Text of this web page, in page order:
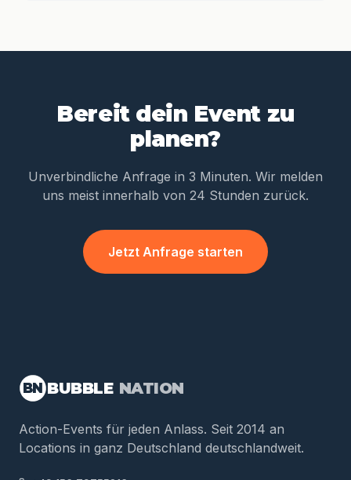
Bereit dein Event zu
planen?
Unverbindliche Anfrage in 3 Minuten. Wir melden
uns meist innerhalb von 24 Stunden zurück.
Jetzt Anfrage starten
BN BUBBLE NATION
Action-Events für jeden Anlass. Seit 2014 an
Locations in ganz Deutschland deutschlandweit.